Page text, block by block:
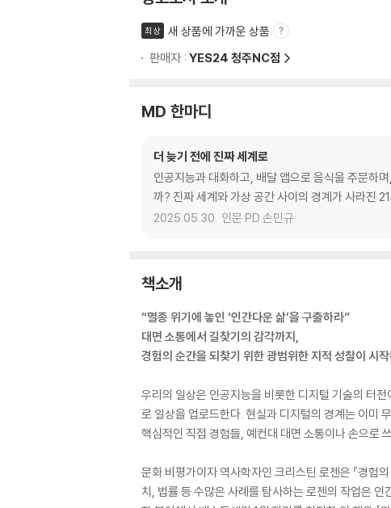
최상
새 상품에 가까운 상품
판매자 : YES24 청주NC점
MD 한마디
더 늦기 전에 진짜 세계로
인공지능과 대화하고, 배달 앱으로 음식을 주문하
까? 진짜 세계와 가상 공간 사이의 경계가 사라진
2025.05.30. 인문 PD 손민규
책소개
“멸종 위기에 놓인 ‘인간다운 삶’을 구출하라”
대면 소통에서 길찾기의 감각까지,
경험의 순간을 되찾기 위한 광범위한 지적 성찰이 시
우리의 일상은 인공지능을 비롯한 디지털 기술의 터
로 일상을 업로드한다. 현실과 디지털의 경계는 이미
핵심적인 직접 경험들, 예컨대 대면 소통이나 손으로
문화 비평가이자 역사학자인 크리스틴 로젠은 『경험
치, 법률 등 수많은 사례를 탐사하는 로젠의 작업은